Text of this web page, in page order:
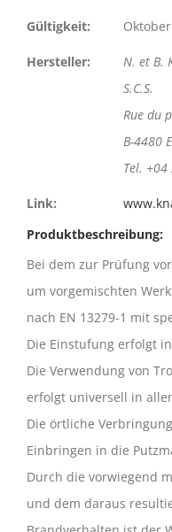
Gültigkeit:
Hersteller:
N. et B.
S.C.S.
Rue du
B-4480
Tel.
Link:
Produktbeschreibung:
Bei dem zur Prüfung
um vorgemischten
nach EN 13279-1 mit
Die Einstufung erfolgt
Die Verwendung von
erfolgt universell in
Die örtliche
Einbringen in die
Durch die vorwiegend
und dem daraus